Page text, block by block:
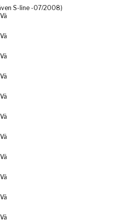
S-line -07/2008)